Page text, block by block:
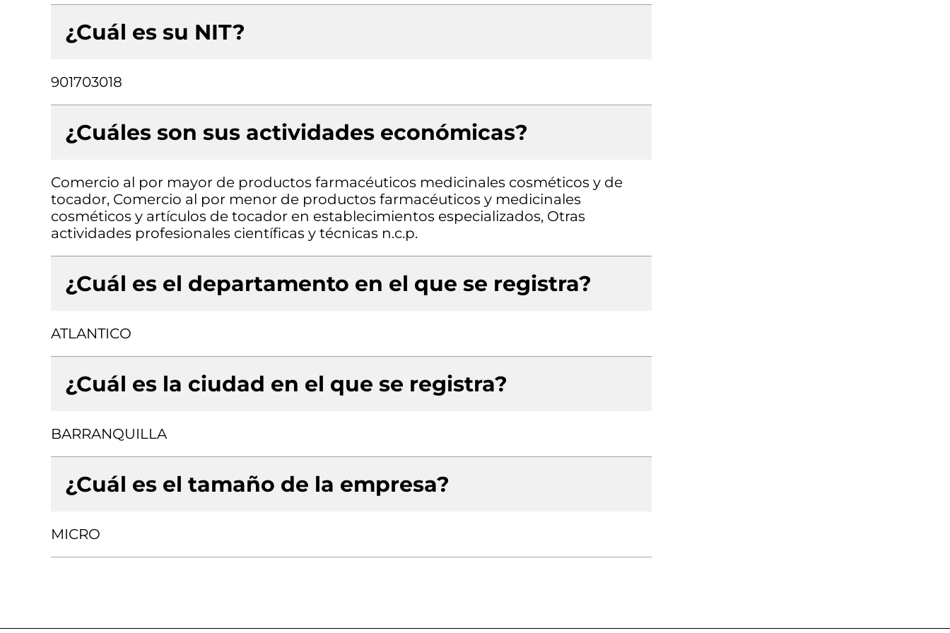
¿Cuál es su NIT?
901703018
¿Cuáles son sus actividades económicas?
Comercio al por mayor de productos farmacéuticos medicinales cosméticos y de
tocador, Comercio al por menor de productos farmacéuticos y medicinales
cosméticos y artículos de tocador en establecimientos especializados, Otras
actividades profesionales científicas y técnicas n.c.p.
¿Cuál es el departamento en el que se registra?
ATLANTICO
¿Cuál es la ciudad en el que se registra?
BARRANQUILLA
¿Cuál es el tamaño de la empresa?
MICRO